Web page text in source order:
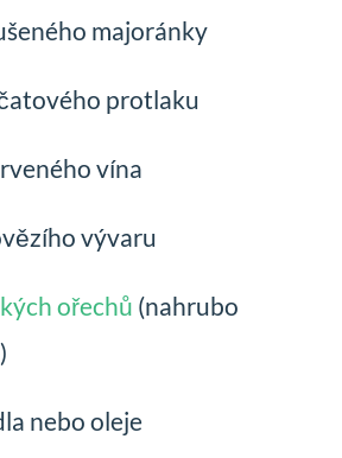
majoránky
protlaku
vína
vývaru
ořechů (nahrubo
nebo oleje